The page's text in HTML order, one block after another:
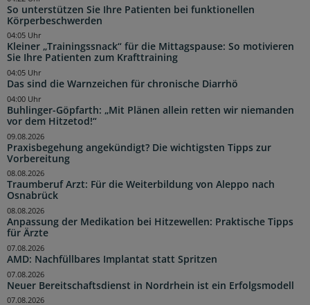
So unterstützen Sie Ihre Patienten bei funktionellen
Körperbeschwerden
Kleiner „Trainingssnack“ für die Mittagspause: So motivieren
Sie Ihre Patienten zum Krafttraining
04:05 Uhr
Das sind die Warnzeichen für chronische Diarrhö
04:05 Uhr
Buhlinger-Göpfarth: „Mit Plänen allein retten wir niemanden
vor dem Hitzetod!“
04:00 Uhr
Praxisbegehung angekündigt? Die wichtigsten Tipps zur
Vorbereitung
09.08.2026
Traumberuf Arzt: Für die Weiterbildung von Aleppo nach
Osnabrück
08.08.2026
Anpassung der Medikation bei Hitzewellen: Praktische Tipps
für Ärzte
08.08.2026
AMD: Nachfüllbares Implantat statt Spritzen
07.08.2026
Neuer Bereitschaftsdienst in Nordrhein ist ein Erfolgsmodell
07.08.2026
07.08.2026